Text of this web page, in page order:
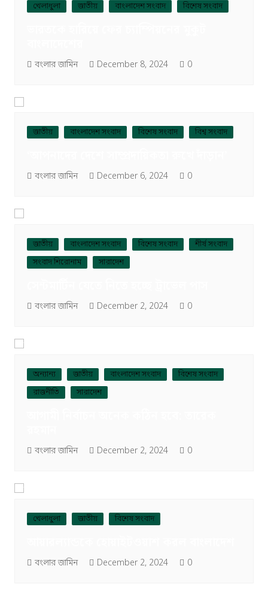
খেলাধুলা জাতীয় বাংলাদেশ সংবাদ বিশেষ সংবাদ
বংলার জামিন December 8, 2024 0
জাতীয় বাংলাদেশ সংবাদ বিশেষ সংবাদ বিশ্ব সংবাদ
বংলার জামিন December 6, 2024 0
জাতীয় বাংলাদেশ সংবাদ বিশেষ সংবাদ
শীর্ষ সংবাদ
সংবাদ শিরোনাম
সারাদেশ
বংলার জামিন December 2, 2024 0
অন্যান্য জাতীয় বাংলাদেশ সংবাদ
বিশেষ সংবাদ
রাজনীতি
সারাদেশ
বংলার জামিন December 2, 2024 0
খেলাধুলা জাতীয় বিশেষ সংবাদ
বংলার জামিন December 2, 2024 0